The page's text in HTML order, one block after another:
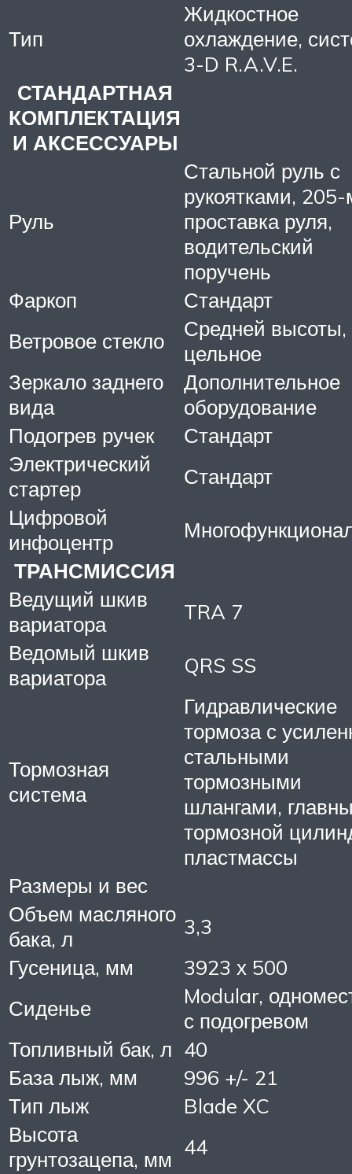
Тип
Жидкостное
охлаждение,
3-D R.A.V.E.
СТАНДАРТНАЯ
КОМПЛЕКТАЦИЯ
И АКСЕССУАРЫ
Руль
Стальной руль с
рукоятками,
проставка руля,
водительский
поручень
Фаркоп
Стандарт
Ветровое стекло
Средней высоты,
цельное
Зеркало заднего
вида
Дополнительное
оборудование
Подогрев ручек
Стандарт
Электрический
стартер
Стандарт
Цифровой
инфоцентр
ТРАНСМИССИЯ
Ведущий шкив
вариатора
TRA 7
Ведомый шкив
вариатора
QRS SS
Тормозная
система
Гидравлические
тормоза с
стальными
тормозными
шлангами,
тормозной
пластмассы
Размеры и вес
Объем масляного
бака, л
3,3
Гусеница, мм
3923 х 500
Сиденье
Modular,
с подогревом
Топливный бак, л 40
База лыж, мм
996 +/- 21
Тип лыж
Blade XC
Высота
грунтозацепа, мм 44